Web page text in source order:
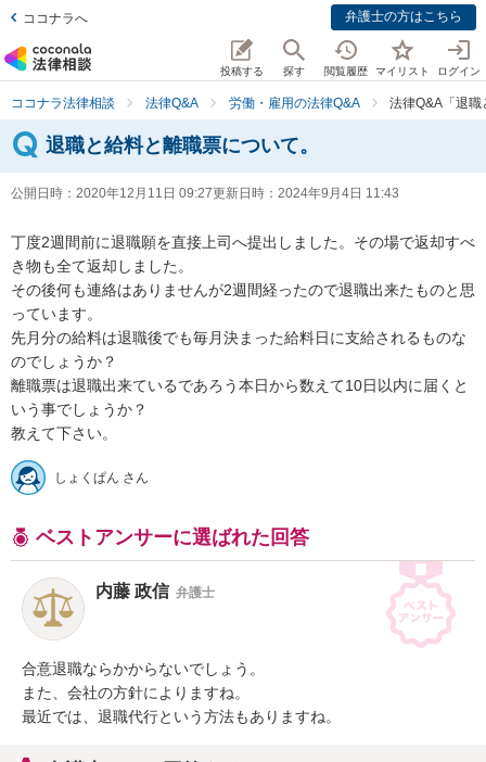
ココナラへ 弁護士の方はこちら
投稿する 探す 閲覧履歴 マイリスト ログイン
ココナラ法律相談 法律Q&A 労働・雇用の法律Q&A 法律Q&A「退
退職と給料と離職票について。
公開日時： 2020年12月11日 09:27更新日時： 2024年9月4日 11:43
丁度2週間前に退職願を直接上司へ提出しました。その場で返却すべ
き物も全て返却しました。
その後何も連絡はありませんが2週間経ったので退職出来たものと思
っています。
先月分の給料は退職後でも毎月決まった給料日に支給されるものな
のでしょうか？
離職票は退職出来ているであろう本日から数えて10日以内に届くと
いう事でしょうか？
教えて下さい。
しょくぱん さん
ベストアンサーに選ばれた回答
内藤 政信 弁護士
合意退職ならかからないでしょう。
また、会社の方針によりますね。
最近では、退職代行という方法もありますね。